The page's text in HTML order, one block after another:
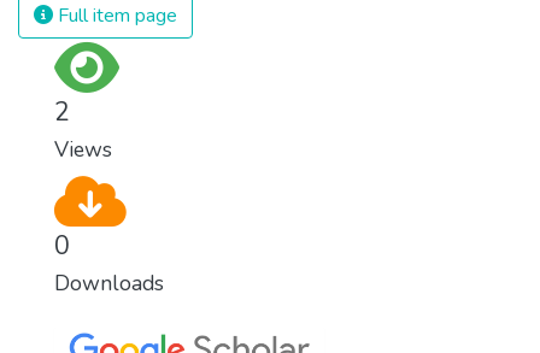
Full item page
2
Views
0
Downloads